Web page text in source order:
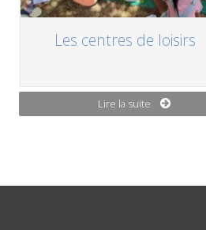
Les centres de loisirs
Lire la suite